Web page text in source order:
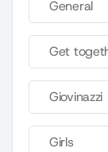
General
Get
Giovinazzi
Girls